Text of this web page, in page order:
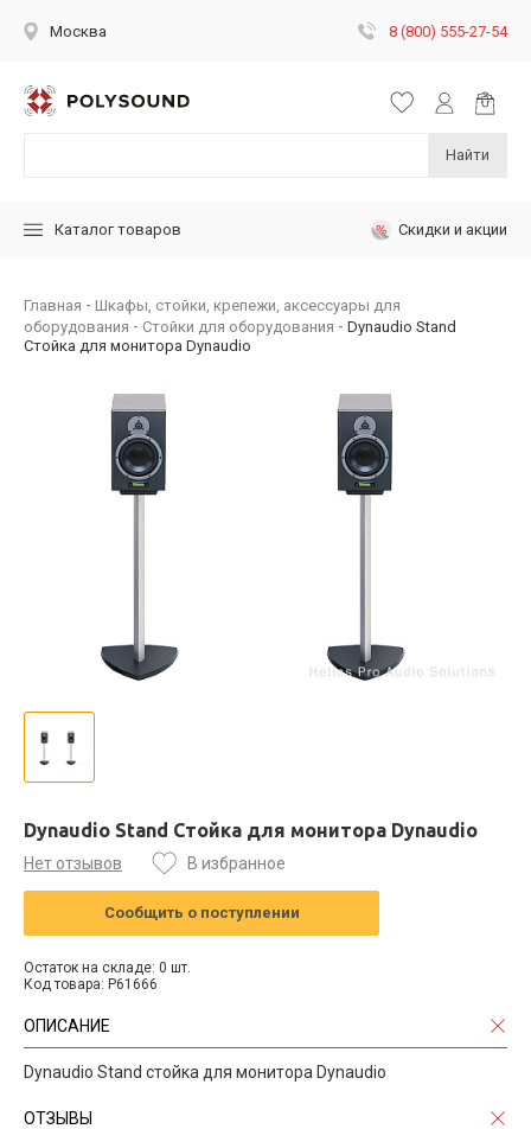
Москва 8 (800) 555-27-54
Найти
Каталог товаров Скидки и акции
Главная
Шкафы, стойки, крепежи, аксессуары для
оборудования
Стойки для оборудования
Dynaudio Stand
Стойка для монитора Dynaudio
Dynaudio Stand Стойка для монитора Dynaudio
Нет отзывов В избранное
Сообщить о поступлении
Остаток на складе: 0 шт.
Код товара: P61666
ОПИСАНИЕ
Dynaudio Stand стойка для монитора Dynaudio
ОТЗЫВЫ